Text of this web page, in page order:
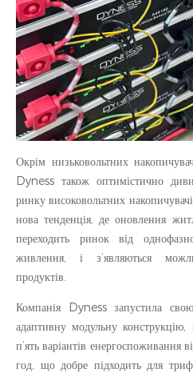
Окрім низьковольтних
Dyness також оптимістично
ринку високовольтних
нова тенденція, де оновлення
переходить ринок від
живлення, і з’являються
продуктів.
Компанія Dyness запустила
адаптивну модульну
п’ять варіантів
год, що добре підходить для